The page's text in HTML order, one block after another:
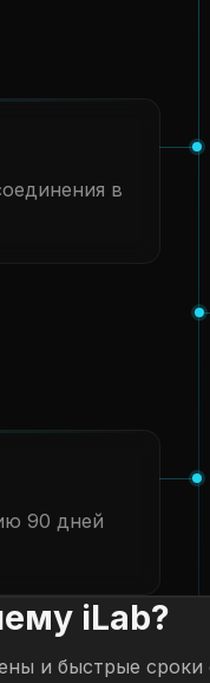
в
90 дней
iLab?
и быстрые сроки